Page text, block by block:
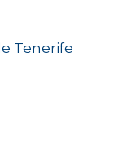
Tenerife